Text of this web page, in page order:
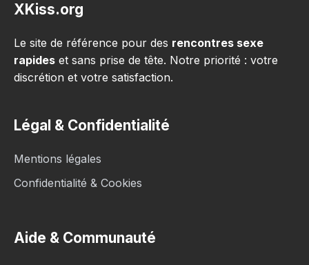
XKiss.org
Le site de référence pour des rencontres sexe
rapides et sans prise de tête. Notre priorité : votre
discrétion et votre satisfaction.
Légal & Confidentialité
Mentions légales
Confidentialité & Cookies
Aide & Communauté